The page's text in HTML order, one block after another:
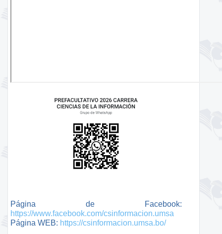
Página de Facebook:
https://www.facebook.com/csinformacion.umsa
Página WEB: https://csinformacion.umsa.bo/